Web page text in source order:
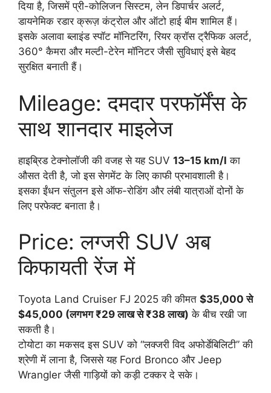
दिया है, जिसमें प्री-कोलिजन सिस्टम, लेन डिपार्चर अलर्ट,
डायनेमिक रडार क्रूज़ कंट्रोल और ऑटो हाई बीम शामिल हैं।
इसके अलावा ब्लाइंड स्पॉट मॉनिटरिंग, रियर क्रॉस ट्रैफिक अलर्ट,
360° कैमरा और मल्टी-टेरेन मॉनिटर जैसी सुविधाएं इसे बेहद
सुरक्षित बनाती हैं।
Mileage: दमदार परफॉर्मेंस के
साथ शानदार माइलेज
हाइब्रिड टेक्नोलॉजी की वजह से यह SUV 13–15 km/l का
औसत देती है, जो इस सेगमेंट के लिए काफी प्रभावशाली है।
इसका ईंधन संतुलन इसे ऑफ-रोडिंग और लंबी यात्राओं दोनों के
लिए परफेक्ट बनाता है।
Price: लग्जरी SUV अब
किफायती रेंज में
Toyota Land Cruiser FJ 2025 की कीमत $35,000 से
$45,000 (लगभग ₹29 लाख से ₹38 लाख) के बीच रखी जा
सकती है।
टोयोटा का मकसद इस SUV को “लक्जरी विद अफोर्डेबिलिटी” की
श्रेणी में लाना है, जिससे यह Ford Bronco और Jeep
Wrangler जैसी गाड़ियों को कड़ी टक्कर दे सके।